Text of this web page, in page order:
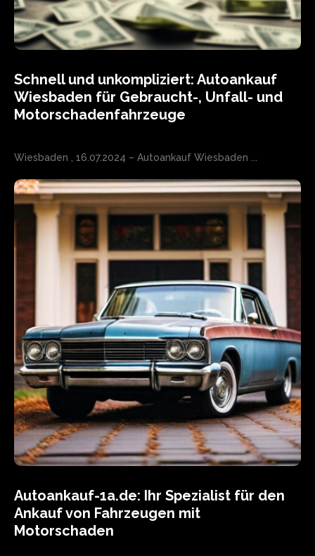
Schnell und unkompliziert: Autoankauf
Wiesbaden für Gebraucht-, Unfall- und
Motorschadenfahrzeuge
Wiesbaden , 16.07.2024 – Autoankauf Wiesbaden ...
Autoankauf-1a.de: Ihr Spezialist für den
Ankauf von Fahrzeugen mit
Motorschaden